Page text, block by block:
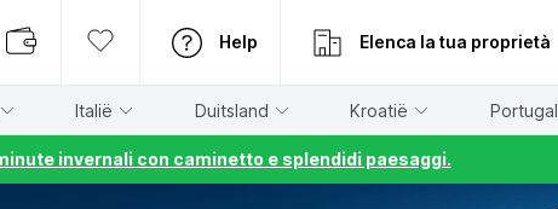
Help Elenca la tua proprietà
Italië Duitsland Kroatië Portugal
invernali con caminetto e splendidi paesaggi.